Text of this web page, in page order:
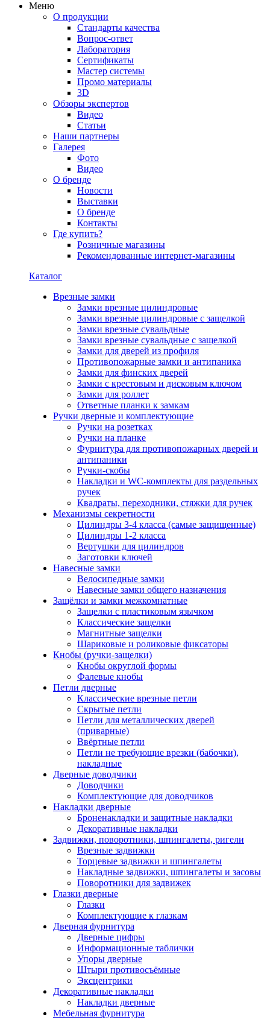
Меню
О продукции
Стандарты качества
Вопрос-ответ
Лаборатория
Сертификаты
Мастер системы
Промо материалы
3D
Обзоры экспертов
Видео
Статьи
Наши партнеры
Галерея
Фото
Видео
О бренде
Новости
Выставки
О бренде
Контакты
Где купить?
Розничные магазины
Рекомендованные интернет-магазины
Каталог
Врезные замки
Замки врезные цилиндровые
Замки врезные цилиндровые с защелкой
Замки врезные сувальдные
Замки врезные сувальдные с защелкой
Замки для дверей из профиля
Противопожарные замки и антипаника
Замки для финских дверей
Замки с крестовым и дисковым ключом
Замки для роллет
Ответные планки к замкам
Ручки дверные и комплектующие
Ручки на розетках
Ручки на планке
Фурнитура для противопожарных дверей и
антипаники
Ручки-скобы
Накладки и WC-комплекты для раздельных
ручек
Квадраты, переходники, стяжки для ручек
Механизмы секретности
Цилиндры 3-4 класса (самые защищенные)
Цилиндры 1-2 класса
Вертушки для цилиндров
Заготовки ключей
Навесные замки
Велосипедные замки
Навесные замки общего назначения
Защёлки и замки межкомнатные
Защелки с пластиковым язычком
Классические защелки
Магнитные защелки
Шариковые и роликовые фиксаторы
Кнобы (ручки-защелки)
Кнобы округлой формы
Фалевые кнобы
Петли дверные
Классические врезные петли
Скрытые петли
Петли для металлических дверей
(приварные)
Ввёртные петли
Петли не требующие врезки (бабочки),
накладные
Дверные доводчики
Доводчики
Комплектующие для доводчиков
Накладки дверные
Броненакладки и защитные накладки
Декоративные накладки
Задвижки, поворотники, шпингалеты, ригели
Врезные задвижки
Торцевые задвижки и шпингалеты
Накладные задвижки, шпингалеты и засовы
Поворотники для задвижек
Глазки дверные
Глазки
Комплектующие к глазкам
Дверная фурнитура
Дверные цифры
Информационные таблички
Упоры дверные
Штыри противосъёмные
Эксцентрики
Декоративные накладки
Накладки дверные
Мебельная фурнитура